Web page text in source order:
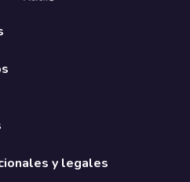
y legales